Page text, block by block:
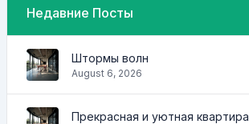
Недавние Посты
Штормы волн
August 6, 2026
Прекрасная и уютная квартира